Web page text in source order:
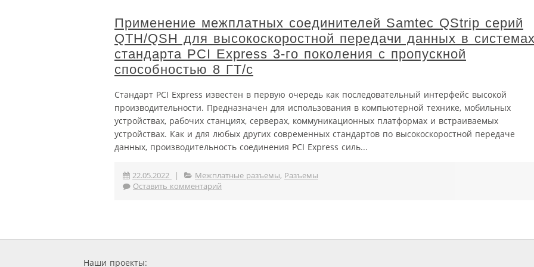
Применение межплатных соединителей Samtec QStrip серий
QTH/QSH для высокоскоростной передачи данных в
стандарта PCI Express 3‑го поколения с пропускной
способностью 8 ГТ/с
Стандарт PCI Express известен в первую очередь как последовательный интерфейс высокой
производительности. Предназначен для использования в компьютерной технике, мобильных
устройствах, рабочих станциях, серверах, коммуникационных платформах и встраиваемых
устройствах. Как и для любых других современных стандартов по высокоскоростной передаче
данных, производительность соединения PCI Express силь...
22.05.2022 | Межплатные разъемы, Разъемы
Оставить комментарий
Наши проекты: